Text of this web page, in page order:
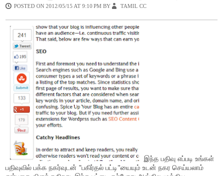
POSTED ON 2012/05/15 AT 9:10 PM BY TAMIL CC
இந்த பதிவு எப்படி உங்கள்
பதிவுவில் பக்க நகர்வுடன் "பகிர்தல் பட்டி"யையும் உடன் நகர செய்யலாம்